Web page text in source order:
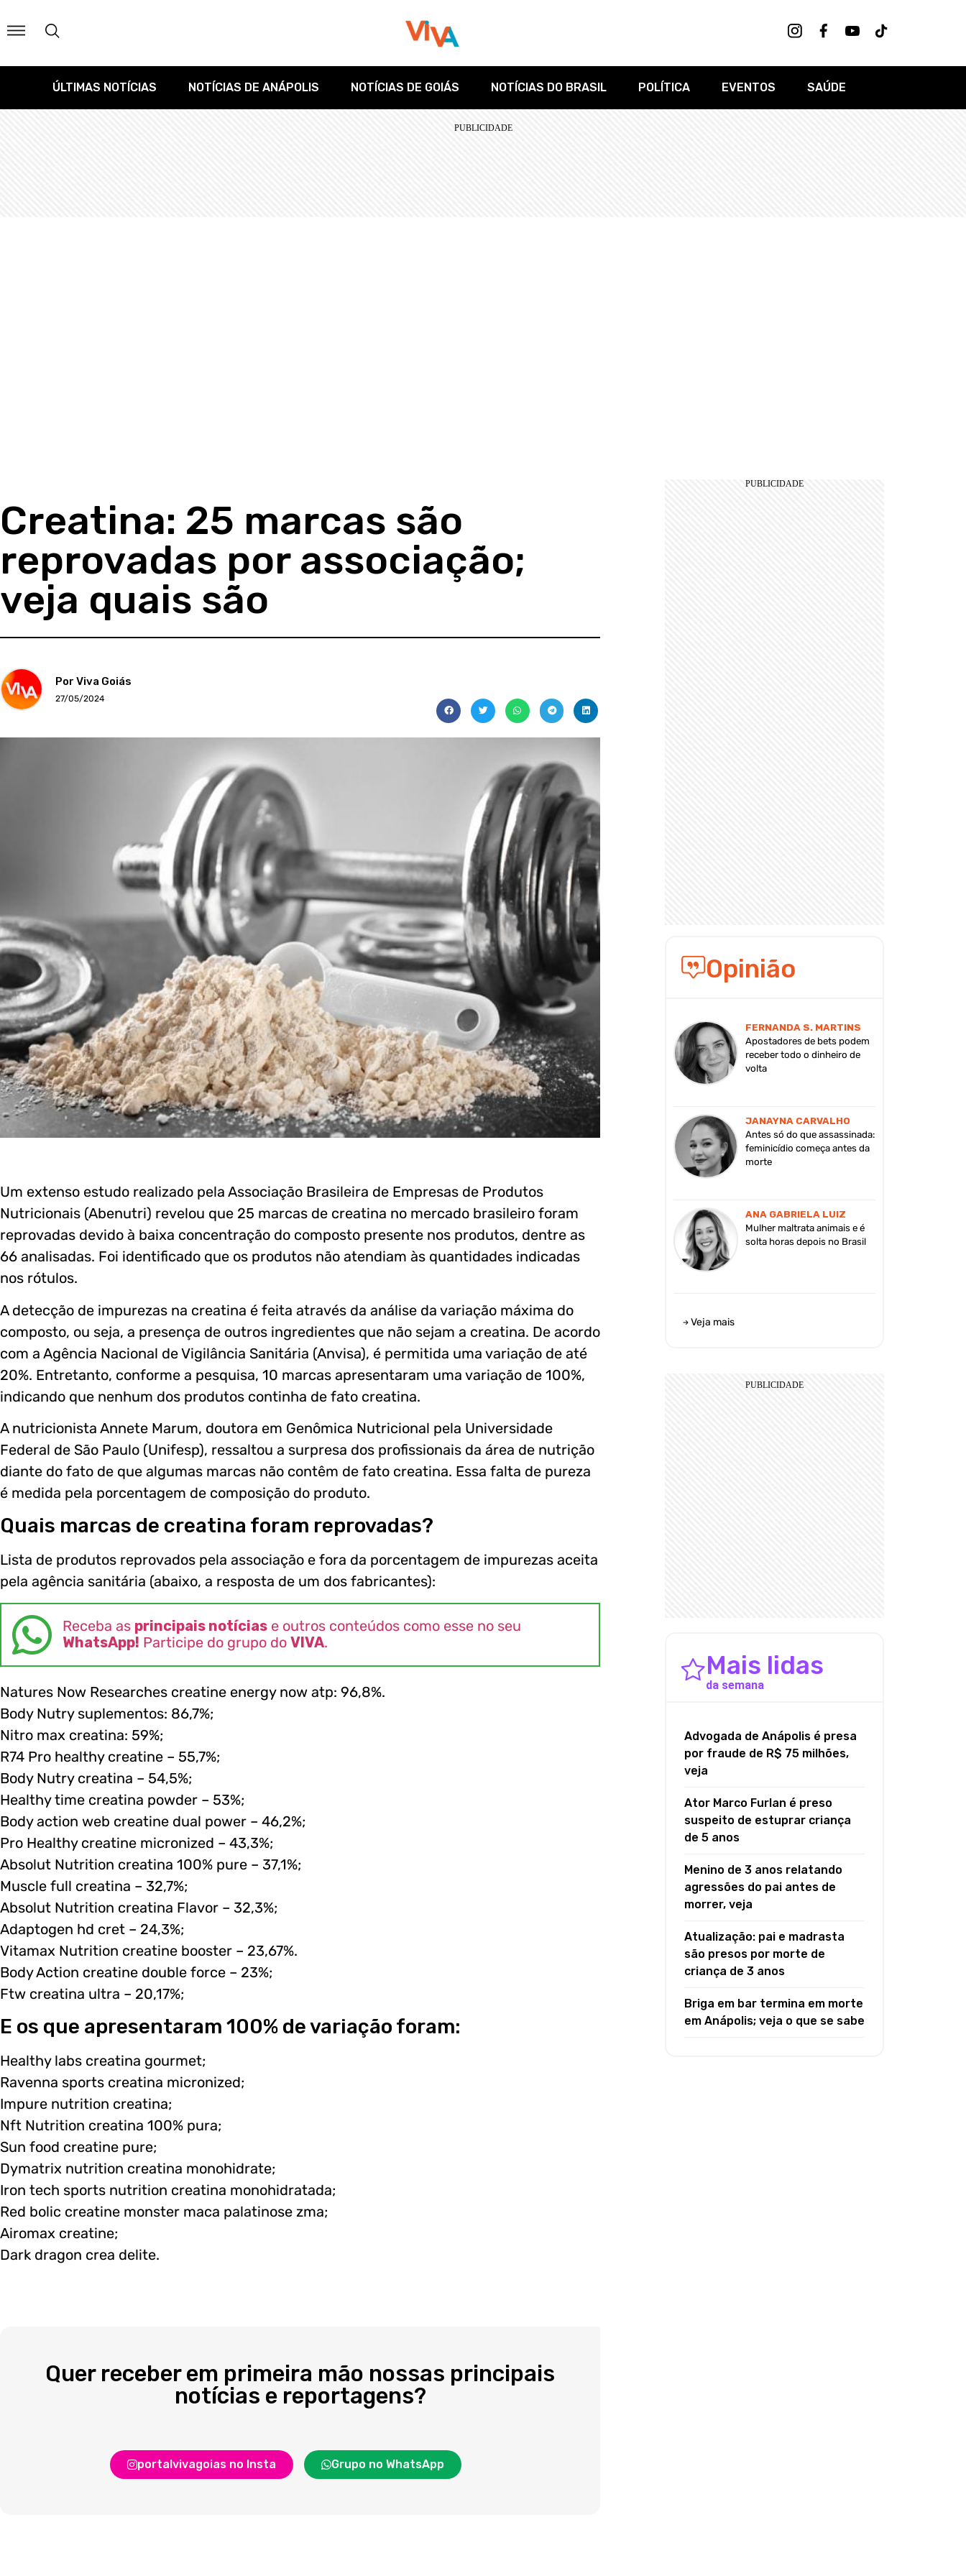
ÚLTIMAS NOTÍCIAS NOTÍCIAS DE ANÁPOLIS NOTÍCIAS DE GOIÁS NOTÍCIAS DO BRASIL POLÍTICA EVENTOS SAÚDE
Creatina: 25 marcas são
reprovadas por associação;
veja quais são
Por Viva Goiás
27/05/2024
Um extenso estudo realizado pela Associação Brasileira de Empresas de Produtos
Nutricionais (Abenutri) revelou que 25 marcas de creatina no mercado brasileiro foram
reprovadas devido à baixa concentração do composto presente nos produtos, dentre as
66 analisadas. Foi identificado que os produtos não atendiam às quantidades indicadas
nos rótulos.
A detecção de impurezas na creatina é feita através da análise da variação máxima do
composto, ou seja, a presença de outros ingredientes que não sejam a creatina. De acordo
com a Agência Nacional de Vigilância Sanitária (Anvisa), é permitida uma variação de até
20%. Entretanto, conforme a pesquisa, 10 marcas apresentaram uma variação de 100%,
indicando que nenhum dos produtos continha de fato creatina.
A nutricionista Annete Marum, doutora em Genômica Nutricional pela Universidade
Federal de São Paulo (Unifesp), ressaltou a surpresa dos profissionais da área de nutrição
diante do fato de que algumas marcas não contêm de fato creatina. Essa falta de pureza
é medida pela porcentagem de composição do produto.
Quais marcas de creatina foram reprovadas?
Lista de produtos reprovados pela associação e fora da porcentagem de impurezas aceita
pela agência sanitária (abaixo, a resposta de um dos fabricantes):
Receba as principais notícias e outros conteúdos como esse no seu
WhatsApp! Participe do grupo do VIVA.
Natures Now Researches creatine energy now atp: 96,8%.
Body Nutry suplementos: 86,7%;
Nitro max creatina: 59%;
R74 Pro healthy creatine – 55,7%;
Body Nutry creatina – 54,5%;
Healthy time creatina powder – 53%;
Body action web creatine dual power – 46,2%;
Pro Healthy creatine micronized – 43,3%;
Absolut Nutrition creatina 100% pure – 37,1%;
Muscle full creatina – 32,7%;
Absolut Nutrition creatina Flavor – 32,3%;
Adaptogen hd cret – 24,3%;
Vitamax Nutrition creatine booster – 23,67%.
Body Action creatine double force – 23%;
Ftw creatina ultra – 20,17%;
E os que apresentaram 100% de variação foram:
Healthy labs creatina gourmet;
Ravenna sports creatina micronized;
Impure nutrition creatina;
Nft Nutrition creatina 100% pura;
Sun food creatine pure;
Dymatrix nutrition creatina monohidrate;
Iron tech sports nutrition creatina monohidratada;
Red bolic creatine monster maca palatinose zma;
Airomax creatine;
Dark dragon crea delite.
Quer receber em primeira mão nossas principais
notícias e reportagens?
portalvivagoias no Insta Grupo no WhatsApp
Opinião
FERNANDA S. MARTINS
Apostadores de bets podem
receber todo o dinheiro de
volta
JANAYNA CARVALHO
Antes só do que assassinada:
feminicídio começa antes da
morte
ANA GABRIELA LUIZ
Mulher maltrata animais e é
solta horas depois no Brasil
Veja mais
Mais lidas
da semana
Advogada de Anápolis é presa
por fraude de R$ 75 milhões,
veja
Ator Marco Furlan é preso
suspeito de estuprar criança
de 5 anos
Menino de 3 anos relatando
agressões do pai antes de
morrer, veja
Atualização: pai e madrasta
são presos por morte de
criança de 3 anos
Briga em bar termina em morte
em Anápolis; veja o que se sabe